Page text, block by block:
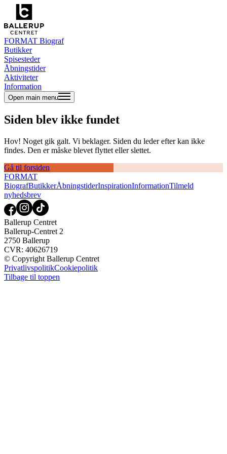
FORMAT Biograf
Butikker
Spisesteder
Åbningstider
Aktiviteter
Information
Open main menu
Siden blev ikke fundet
Hov! Noget gik galt. Vi beklager. Siden du leder efter kan ikke
findes. Den er måske blevet flyttet eller slettet.
Gå til forsiden
FORMAT
BiografButikkerÅbningstiderInspirationInformationTilmeld
nyhedsbrev
Ballerup Centret
Ballerup-Centret 2
2750 Ballerup
CVR: 40626719
© Copyright Ballerup Centret
PrivatlivspolitikCookiepolitik
Tilbage til toppen